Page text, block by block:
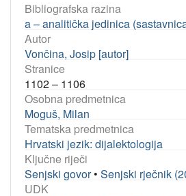
Bibliografska razina
a – analitička jedinica
Autor
Vončina, Josip [autor]
Stranice
1102 – 1106
Osobna predmetnica
Moguš, Milan
Tematska predmetnica
Hrvatski jezik: dijalektologija
Ključne riječi
Senjski govor• Senjski rječnik
UDK